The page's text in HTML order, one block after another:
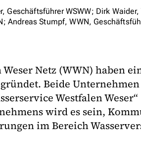
Geschäftsführer WSWW; Dirk
Andreas Stumpf, WWN,
Netz (WWN) haben
Beide
Westfalen Weser“
wird es sein,
im Bereich